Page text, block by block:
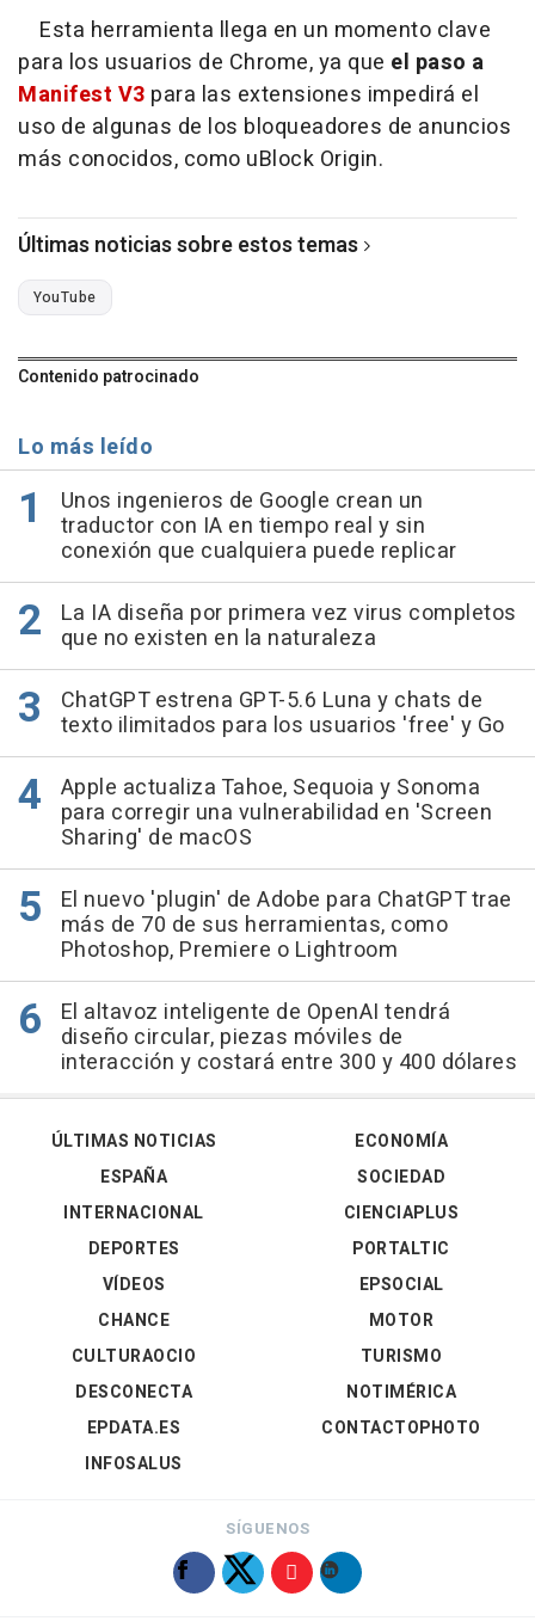
Esta herramienta llega en un momento clave
para los usuarios de Chrome, ya que el paso a
Manifest V3 para las extensiones impedirá el
uso de algunas de los bloqueadores de anuncios
más conocidos, como uBlock Origin.
Últimas noticias sobre estos temas
YouTube
Contenido patrocinado
Lo más leído
Unos ingenieros de Google crean un
traductor con IA en tiempo real y sin
conexión que cualquiera puede replicar
La IA diseña por primera vez virus completos
que no existen en la naturaleza
ChatGPT estrena GPT-5.6 Luna y chats de
texto ilimitados para los usuarios 'free' y Go
Apple actualiza Tahoe, Sequoia y Sonoma
para corregir una vulnerabilidad en 'Screen
Sharing' de macOS
El nuevo 'plugin' de Adobe para ChatGPT trae
más de 70 de sus herramientas, como
Photoshop, Premiere o Lightroom
El altavoz inteligente de OpenAI tendrá
diseño circular, piezas móviles de
interacción y costará entre 300 y 400 dólares
ÚLTIMAS NOTICIAS
ESPAÑA
INTERNACIONAL
DEPORTES
VÍDEOS
ECONOMÍA
SOCIEDAD
CIENCIAPLUS
PORTALTIC
EPSOCIAL
CHANCE
CULTURAOCIO
DESCONECTA
EPDATA.ES
INFOSALUS
MOTOR
TURISMO
NOTIMÉRICA
CONTACTOPHOTO
SÍGUENOS